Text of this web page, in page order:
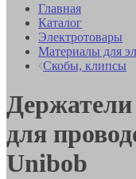
Главная
Каталог
Электротовары
Материалы для
Скобы, клипсы
для
Unibob